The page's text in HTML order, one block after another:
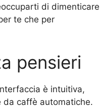
di dimenticare
te che per
pensieri
è intuitiva,
da caffè automatiche.